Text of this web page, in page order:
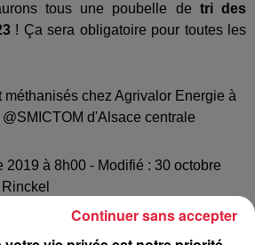
tous une poubelle de tri des
! Ça sera obligatoire pour toutes les
méthanisés chez Agrivalor Energie à
d'Alsace centrale
2019 à 8h00 - Modifié : 30 octobre
Continuer sans accepter